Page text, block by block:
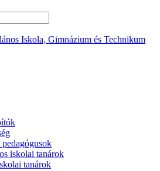
Iskola, Gimnázium és Technikum
iskolai tanárok
tanárok